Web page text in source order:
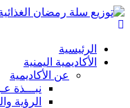
الرئيسية
الأكاديمية اليمنية
عن الأكاديمية
نبـــذة
الرؤية